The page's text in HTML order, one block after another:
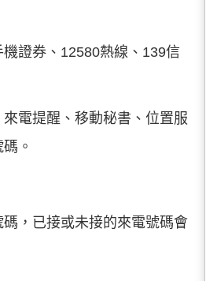
證券、12580熱線、139信
電提醒、移動秘書、位置服
。
，已接或未接的來電號碼會